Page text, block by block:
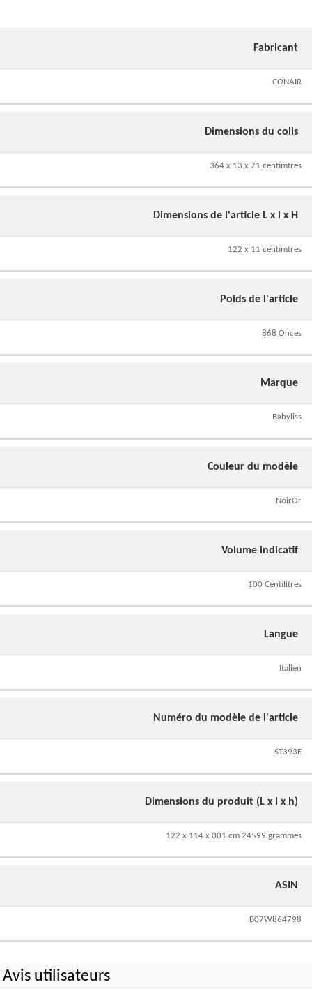
Fabricant
CONAIR
Dimensions du colis
364 x 13 x 71 centimtres
Dimensions de l'article L x l x H
122 x 11 centimtres
Poids de l'article
868 Onces
Marque
Babyliss
Couleur du modèle
NoirOr
Volume indicatif
100 Centilitres
Langue
Italien
Numéro du modèle de l'article
ST393E
Dimensions du produit (L x l x h)
122 x 114 x 001 cm 24599 grammes
ASIN
B07W864798
Avis utilisateurs